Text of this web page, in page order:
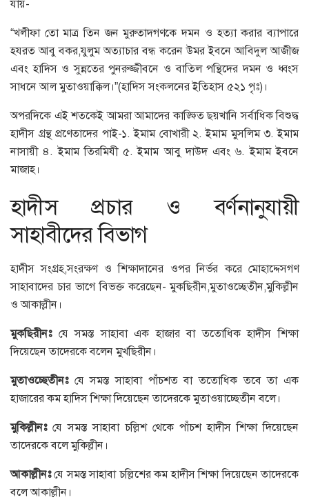
যায়-
“খলীফা তো মাত্র তিন জন মুরুতাদগণকে দমন ও হত্যা করার ব্যাপারে
হযরত আবু বকর,যুলুম অত্যাচার বন্ধ করেন উমর ইবনে আবিদুল আজীজ
এবং হাদিস ও সুন্নতের পুনরুজ্জীবনে ও বাতিল পন্থিদের দমন ও ধ্বংস
সাধনে আল মুতাওয়াক্কিল।”(হাদিস সংকলনের ইতিহাস ৫২১ পৃঃ)।
অপরদিকে এই শতকেই আমরা আমাদের কাঙ্ক্ষিত ছয়খানি সর্বাধিক বিশুদ্ধ
হাদীস গ্রন্থ প্রণেতাদের পাই-১. ইমাম বোখারী ২. ইমাম মুসলিম ৩. ইমাম
নাসায়ী ৪. ইমাম তিরমিযী ৫. ইমাম আবু দাউদ এবং ৬. ইমাম ইবনে
মাজাহ।
হাদীস প্রচার ও বর্ণনানুযায়ী
সাহাবীদের বিভাগ
হাদীস সংগ্রহ,সংরক্ষণ ও শিক্ষাদানের ওপর নির্ভর করে মোহাদ্দেসগণ
সাহাবাদের চার ভাগে বিভক্ত করেছেন- মুকছিরীন,মুতাওচ্ছেতীন,মুকিল্লীন
ও আকাল্লীন।
মুকছিরীনঃযে সমস্ত সাহাবা এক হাজার বা ততোধিক হাদীস শিক্ষা
দিয়েছেন তাদেরকে বলেন মুখছিরীন।
মুতাওচ্ছেতীনঃযে সমস্ত সাহাবা পাঁচশত বা ততোধিক তবে তা এক
হাজারের কম হাদিস শিক্ষা দিয়েছেন তাদেরকে মুতাওয়াচ্ছেতীন বলে।
মুকিল্লীনঃ যে সমস্ত সাহাবা চল্লিশ থেকে পাঁচশ হাদীস শিক্ষা দিয়েছেন
তাদেরকে বলে মুকিল্লীন।
আকাল্লীনঃযে সমস্ত সাহাবা চল্লিশের কম হাদীস শিক্ষা দিয়েছেন তাদেরকে
বলে আকাল্লীন।